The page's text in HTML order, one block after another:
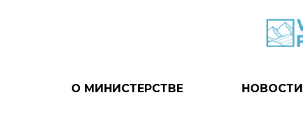
О МИНИСТЕРСТВЕ НОВОСТИ